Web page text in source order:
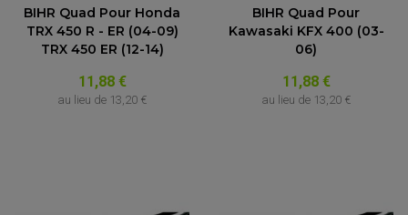
ACCESSOIRE MOTO DUCATI
ACCESSOIRE MOTO HONDA
ACCESSOIRE MOTO HUSQVARNA
ACCESSOIRE MOTO KTM
ACCESSOIRE MOTO MV AGUSTA
CARDAN COMPLET
CARDAN DE PONT QUAD / SSV
CROISILLONS DE CARDAN
KIT CHAÎNE QUAD
ROULETTES DE CHAÎNE
SOUFFLET DE CARDANS
DÉCO MOTO CROSS ET ENDURO
BIHR Quad Pour Honda
TRX 450 R - ER (04-09)
TRX 450 ER (12-14)
11,88 €
au lieu de 13,20 €
BIHR Quad Pour
Kawasaki KFX 400 (03-
06)
11,88 €
au lieu de 13,20 €